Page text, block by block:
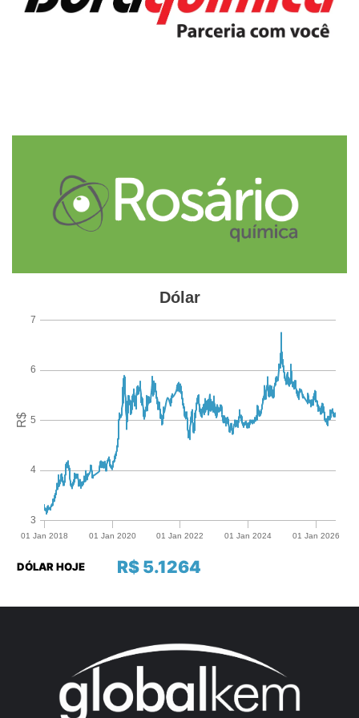
R$ 5.1264
DÓLAR HOJE